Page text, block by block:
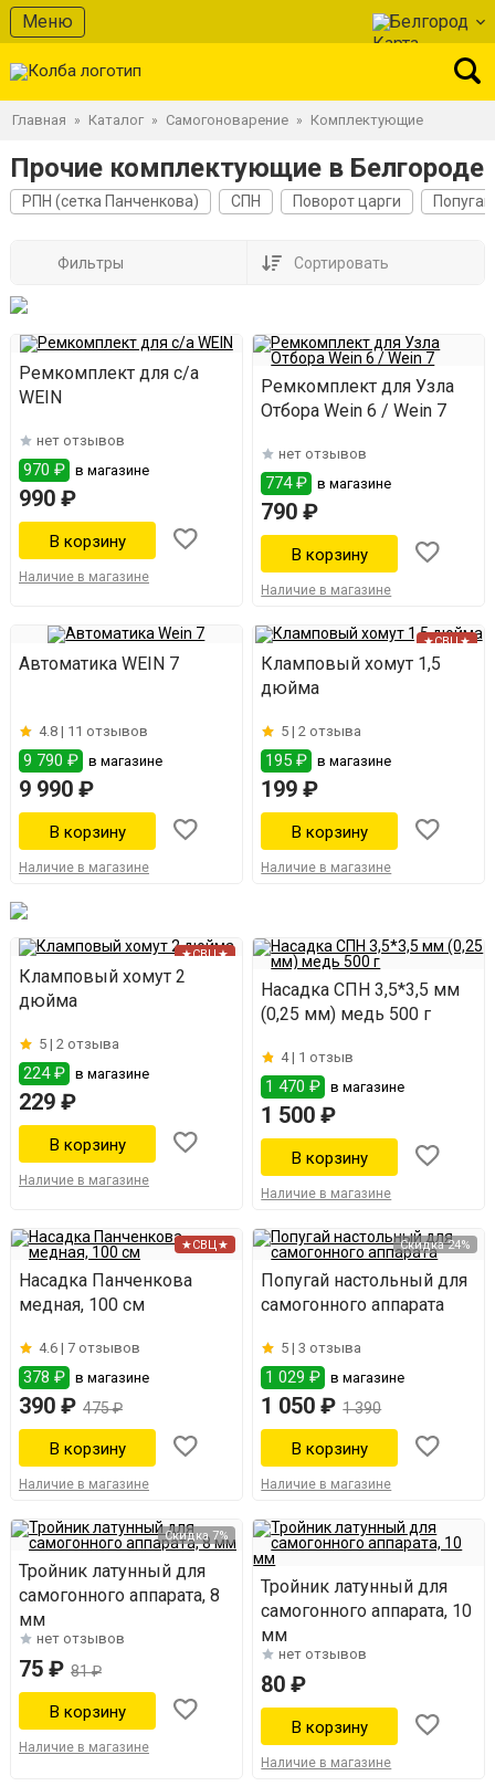
Меню Белгород
Главная » Каталог » Самогоноварение » Комплектующие
Прочие комплектующие в Белгороде
РПН (сетка Панченкова) СПН Поворот царги Попугай
Фильтры Сортировать
Ремкомплект для с/а
WEIN
нет отзывов
970 ₽ в магазине
990 ₽
Наличие в магазине
Ремкомплект для Узла
Отбора Wein 6 / Wein 7
нет отзывов
774 ₽ в магазине
790 ₽
Наличие в магазине
Автоматика WEIN 7
4.8 | 11 отзывов
9 790 ₽ в магазине
9 990 ₽
Наличие в магазине
★СВЦ★
Кламповый хомут 1,5
дюйма
5 |2 отзыва
195 ₽ в магазине
199 ₽
Наличие в магазине
★СВЦ★
Кламповый хомут 2
дюйма
5 | 2 отзыва
224 ₽ в магазине
229 ₽
Наличие в магазине
Насадка СПН 3,5*3,5 мм
(0,25 мм) медь 500 г
4 | 1 отзыв
1 470 ₽ в магазине
1 500 ₽
Наличие в магазине
★СВЦ★
Насадка Панченкова
медная, 100 см
4.6 | 7 отзывов
378 ₽ в магазине
390 ₽ 475 ₽
Наличие в магазине
Скидка 24%
Попугай настольный для
самогонного аппарата
5 |3 отзыва
1 029 ₽ в магазине
1 050 ₽ 1 390
Наличие в магазине
Скидка 7%
Тройник латунный для
самогонного аппарата, 8
мм
нет отзывов
75 ₽ 81 ₽
Наличие в магазине
Тройник латунный для
самогонного аппарата, 10
мм
нет отзывов
80 ₽
Наличие в магазине